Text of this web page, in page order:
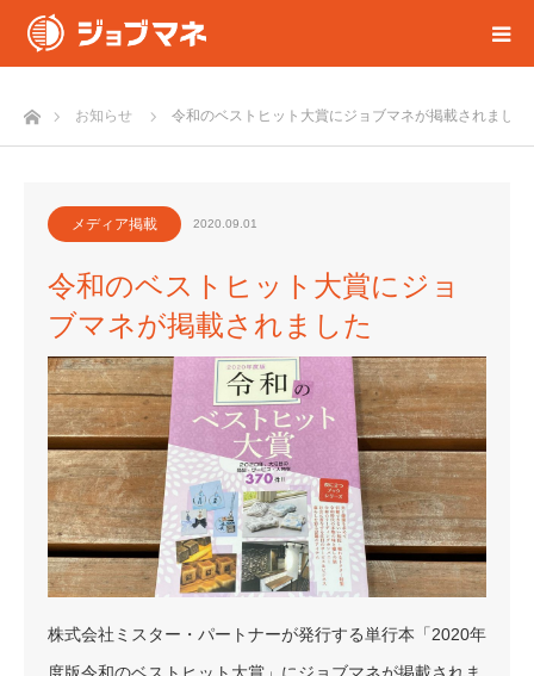
ホームお知らせ 令和のベストヒット大賞にジョブマネが掲載されました
メディア掲載 2020.09.01
令和のベストヒット大賞にジョ
ブマネが掲載されました
株式会社ミスター・パートナーが発行する単行本「2020年
度版令和のベストヒット大賞」にジョブマネが掲載されま